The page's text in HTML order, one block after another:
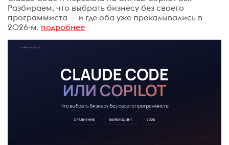
Разбираем, что выбрать бизнесу без своего
программиста — и где оба уже прокалывались в
2026-м. подробнее